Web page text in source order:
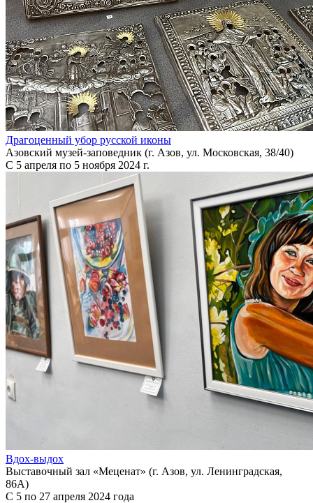
Драгоценный убор русской иконы
Азовский музей-заповедник (г. Азов, ул. Московская, 38/40)
С 5 апреля по 5 ноября 2024 г.
Вдох-выдох
Выставочный зал «Меценат» (г. Азов, ул. Ленинградская,
86А)
С 5 по 27 апреля 2024 года